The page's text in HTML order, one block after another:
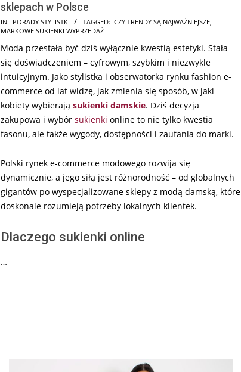
sklepach w Polsce
2026-
04-
15
IN: PORADY STYLISTKI TAGGED: CZY TRENDY SĄ NAJWAŻNIEJSZE,
MARKOWE SUKIENKI WYPRZEDAŻ
Moda przestała być dziś wyłącznie kwestią estetyki. Stała
się doświadczeniem – cyfrowym, szybkim i niezwykle
intuicyjnym. Jako stylistka i obserwatorka rynku fashion e-
commerce od lat widzę, jak zmienia się sposób, w jaki
kobiety wybierają sukienki damskie. Dziś decyzja
zakupowa i wybór sukienki online to nie tylko kwestia
fasonu, ale także wygody, dostępności i zaufania do marki.
Polski rynek e-commerce modowego rozwija się
dynamicznie, a jego siłą jest różnorodność – od globalnych
gigantów po wyspecjalizowane sklepy z modą damską, które
doskonale rozumieją potrzeby lokalnych klientek.
Dlaczego sukienki online
…